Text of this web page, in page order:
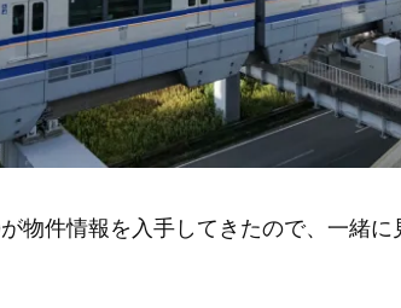
物件情報を入手してきたので、一緒に